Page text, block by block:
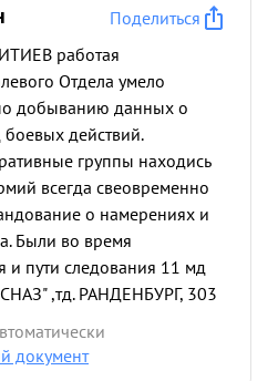
Поделиться
работая
Отдела умело
добыванию данных о
действий.
группы находись
всегда свеовременно
о намерениях и
Были во время
и пути следования 11 мд
,тд. РАНДЕНБУРГ, 303
Командование 8 Гв.
документ